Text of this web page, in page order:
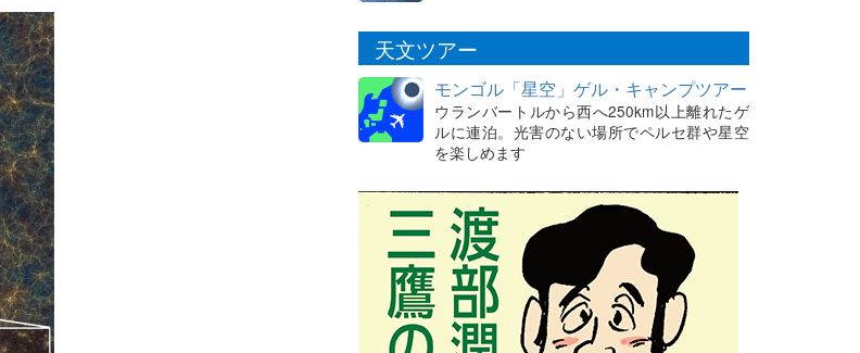
天文ツアー
モンゴル「星空」ゲル・キャンプツアー
ウランバートルから西へ250km以上離れたゲ
ルに連泊。光害のない場所でペルセ群や星空
を楽しめます